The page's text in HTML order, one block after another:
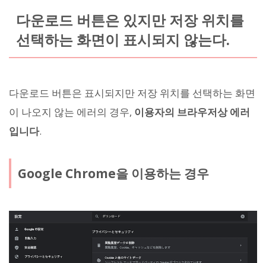
다운로드 버튼은 있지만 저장 위치를
선택하는 화면이 표시되지 않는다.
다운로드 버튼은 표시되지만 저장 위치를 선택하는 화면
이 나오지 않는 에러의 경우, 이용자의 브라우저상 에러
입니다.
Google Chrome을 이용하는 경우